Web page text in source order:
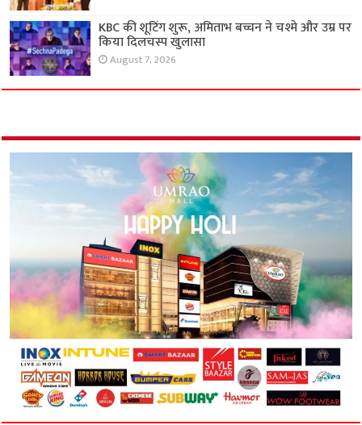
KBC की शूटिंग शुरू, अमिताभ बच्चन ने चश्मे और उम्र पर
किया दिलचस्प खुलासा
August 7, 2026